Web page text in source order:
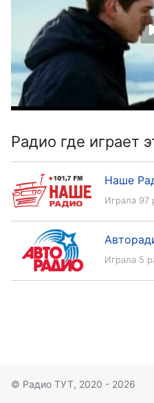
Радио где играет
Играла 97
Наше
Играла 5
© Радио ТУТ, 2020 - 2026